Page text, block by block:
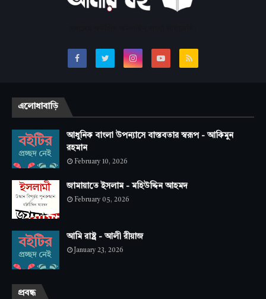
এলোধাবাড়ি
আধুনিক বাংলা উপন্যাসে বাস্তবতার স্বরূপ - আকিমুন
রহমান
February 10, 2026
জামায়াতে ইসলাম - মহিউদ্দিন আহমদ
February 05, 2026
আমি রাষ্ট্র - আলী রীয়াজ
January 23, 2026
প্রবন্ধ